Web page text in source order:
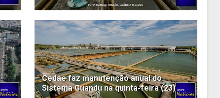
Cedae faz manutenção anual do
Sistema Guandu na quinta-feira (23)